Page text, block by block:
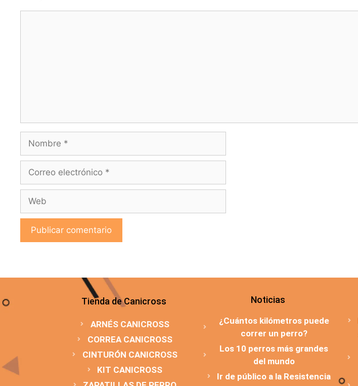
Tienda de Canicross
ARNÉS CANICROSS
CORREA CANICROSS
CINTURÓN CANICROSS
KIT CANICROSS
Noticias
¿Cuántos kilómetros puede
correr un perro?
Los 10 perros más grandes
del mundo
Ir de público a la Resistencia